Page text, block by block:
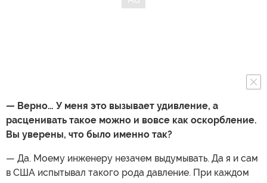
— Верно… У меня это вызывает удивление, а
расценивать такое можно и вовсе как оскорбление.
Вы уверены, что было именно так?
— Да. Моему инженеру незачем выдумывать. Да я и сам
в США испытывал такого рода давление. При каждом